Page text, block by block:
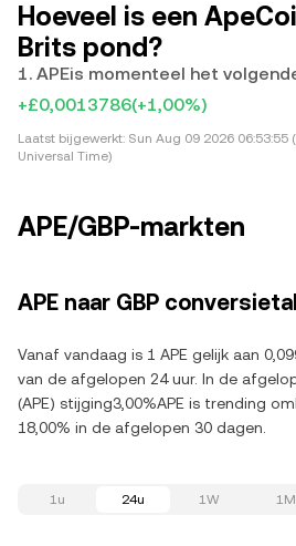
Hoeveel is een
Brits pond?
1. APEis momenteel het
+£0,0013786(+1,00%)
Laatst bijgewerkt: Sun Aug 09 2026 06:53:55
Universal Time)
APE/GBP-markten
APE naar GBP
Vanaf vandaag is 1 APE gelijk aan
van de afgelopen 24 uur. In de
(APE) stijging3,00%APE is trending
18,00% in de afgelopen 30 dagen.
1u 24u 1W 1M